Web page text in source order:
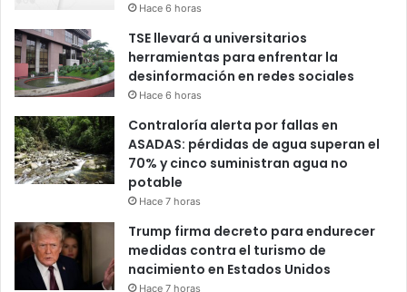
Hace 6 horas
TSE llevará a universitarios
herramientas para enfrentar la
desinformación en redes sociales
Hace 6 horas
Contraloría alerta por fallas en
ASADAS: pérdidas de agua superan el
70% y cinco suministran agua no
potable
Hace 7 horas
Trump firma decreto para endurecer
medidas contra el turismo de
nacimiento en Estados Unidos
Hace 7 horas